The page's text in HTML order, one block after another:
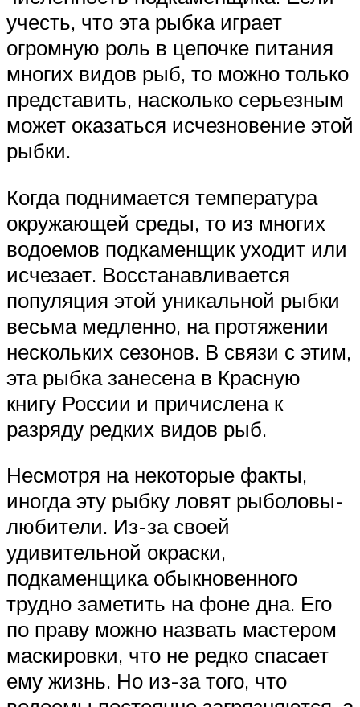
учесть, что эта рыбка играет
огромную роль в цепочке питания
многих видов рыб, то можно только
представить, насколько серьезным
может оказаться исчезновение этой
рыбки.
Когда поднимается температура
окружающей среды, то из многих
водоемов подкаменщик уходит или
исчезает. Восстанавливается
популяция этой уникальной рыбки
весьма медленно, на протяжении
нескольких сезонов. В связи с этим,
эта рыбка занесена в Красную
книгу России и причислена к
разряду редких видов рыб.
Несмотря на некоторые факты,
иногда эту рыбку ловят рыболовы-
любители. Из-за своей
удивительной окраски,
подкаменщика обыкновенного
трудно заметить на фоне дна. Его
по праву можно назвать мастером
маскировки, что не редко спасает
ему жизнь. Но из-за того, что